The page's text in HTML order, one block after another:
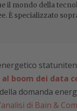
il mondo della
È specializzato
boom dei data
domanda
di Bain &